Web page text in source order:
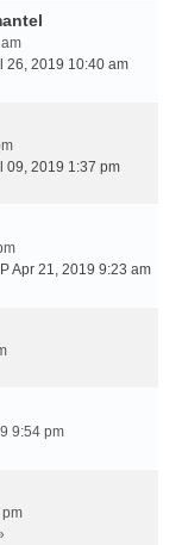
26, 2019 10:40 am
09, 2019 1:37 pm
P Apr 21, 2019 9:23 am
9:54 pm